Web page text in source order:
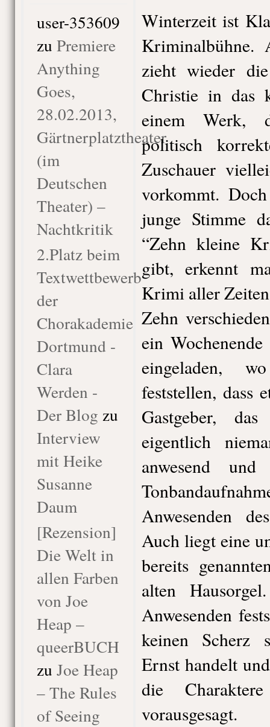
user-353609
zu Premiere
Anything
Goes,
28.02.2013,
Gärtnerplatztheater
(im
Deutschen
Theater) –
Nachtkritik
2.Platz beim
Textwettbewerb
der
Chorakademie
Dortmund -
Clara
Werden -
Der Blog zu
Interview
mit Heike
Susanne
Daum
[Rezension]
Die Welt in
allen Farben
von Joe
Heap –
queerBUCH
zu Joe Heap
– The Rules
of Seeing
Winterzeit ist
Kriminalbühne.
zieht wieder
Christie in das
einem Werk,
politisch
Zuschauer
vorkommt.
junge Stimme
“Zehn kleine
gibt, erkennt
Krimi aller
Zehn
ein
eingeladen,
feststellen, dass
Gastgeber,
eigentlich
anwesend
Anwesenden
Auch liegt eine
bereits
alten
Anwesenden
keinen Scherz
Ernst handelt
die
vorausgesagt.